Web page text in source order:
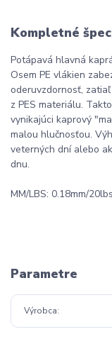
Kompletné
Potápavá hlavná
Osem PE vlákien
oderuvzdornosť,
z PES materiálu.
vynikajúci kaprový
malou hlučnosťou.
veterných dní alebo
dnu.
MM/LBS: 0.18mm/
Parametre
Výrobca